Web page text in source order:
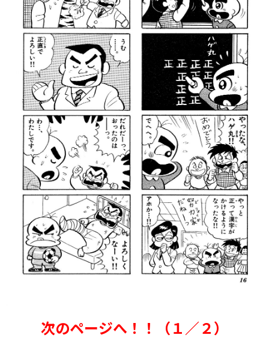
次のページへ！！（１／２）